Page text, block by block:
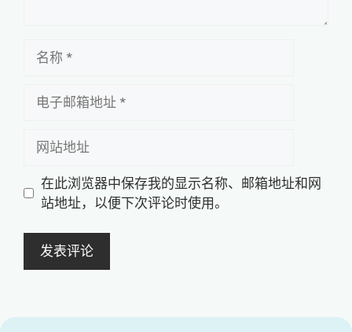
址
址
在此浏览器中保存我的显示名称、邮箱地址和网
站地址，以便下次评论时使用。